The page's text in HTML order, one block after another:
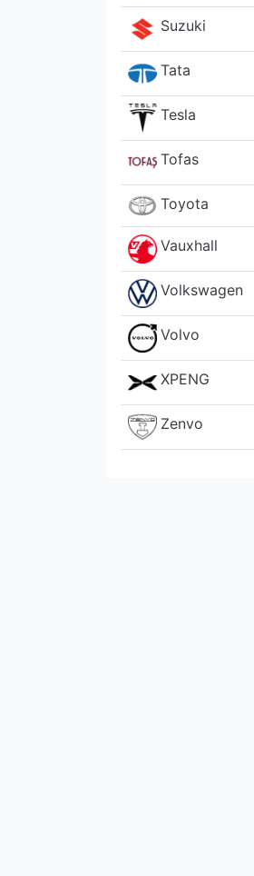
Suzuki
Tata
Tesla
Tofas
Toyota
Vauxhall
Volkswagen
Volvo
XPENG
Zenvo